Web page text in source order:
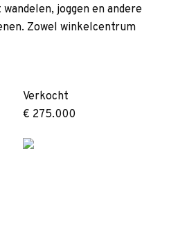
joggen en andere
Zowel winkelcentrum
Verkocht
€ 275.000